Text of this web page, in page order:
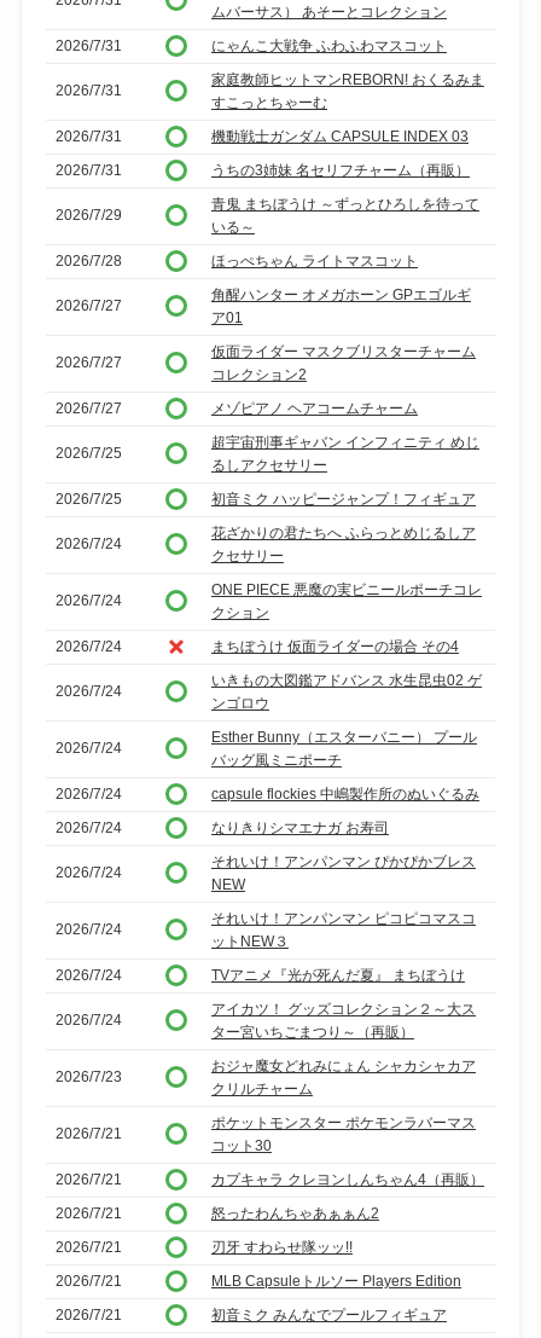
ムバーサス） あそーとコレクション
2026/7/31
にゃんこ大戦争 ふわふわマスコット
2026/7/31
家庭教師ヒットマンREBORN! おくるみま
すこっとちゃーむ
2026/7/31
機動戦士ガンダム CAPSULE INDEX 03
2026/7/31
うちの3姉妹 名セリフチャーム（再販）
2026/7/29
青鬼 まちぼうけ ～ずっとひろしを待って
いる～
2026/7/28
ほっぺちゃん ライトマスコット
2026/7/27
角醒ハンター オメガホーン GPエゴルギ
ア01
2026/7/27
仮面ライダー マスクブリスターチャーム
コレクション2
2026/7/27
メゾピアノ ヘアコームチャーム
2026/7/25
超宇宙刑事ギャバン インフィニティ めじ
るしアクセサリー
2026/7/25
初音ミク ハッピージャンプ！フィギュア
2026/7/24
花ざかりの君たちへ ふらっとめじるしア
クセサリー
2026/7/24
ONE PIECE 悪魔の実ビニールポーチコレ
クション
2026/7/24
まちぼうけ 仮面ライダーの場合 その4
2026/7/24
いきもの大図鑑アドバンス 水生昆虫02 ゲ
ンゴロウ
2026/7/24
Esther Bunny（エスターバニー） プール
バッグ風ミニポーチ
2026/7/24
capsule flockies 中嶋製作所のぬいぐるみ
2026/7/24
なりきりシマエナガ お寿司
2026/7/24
それいけ！アンパンマン ぴかぴかブレス
NEW
2026/7/24
それいけ！アンパンマン ピコピコマスコ
ットNEW３
2026/7/24
TVアニメ『光が死んだ夏』 まちぼうけ
2026/7/24
アイカツ！ グッズコレクション２～大ス
ター宮いちごまつり～（再販）
2026/7/23
おジャ魔女どれみにょん シャカシャカア
クリルチャーム
2026/7/21
ポケットモンスター ポケモンラバーマス
コット30
2026/7/21
カプキャラ クレヨンしんちゃん4（再販）
2026/7/21
怒ったわんちゃあぁぁん2
2026/7/21
刃牙 すわらせ隊ッッ!!
2026/7/21
MLB Capsuleトルソー Players Edition
2026/7/21
初音ミク みんなでプールフィギュア